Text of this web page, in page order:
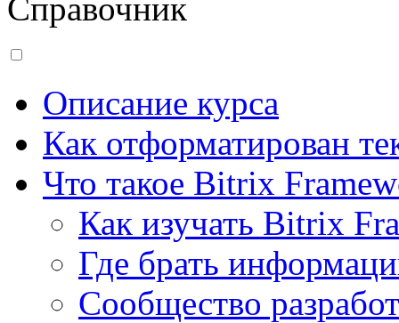
Справочник
Описание курса
Как отформатирован
Что такое Bitrix
Как изучать Bitrix
Где брать
Сообщество